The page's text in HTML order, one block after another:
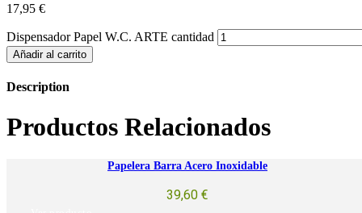
17,95 €
Dispensador Papel W.C. ARTE cantidad
Añadir al carrito
Description
Productos Relacionados
Papelera Barra Acero Inoxidable
39,60 €